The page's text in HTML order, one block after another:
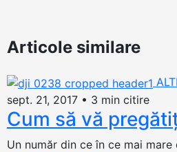
Articole similare
sept. 21, 2017 • 3 min citire
Cum să vă
Un număr din ce în ce mai